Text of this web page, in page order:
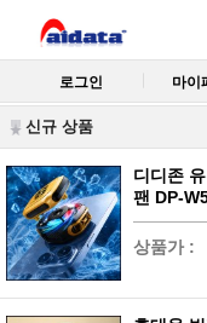
로그인 마이
신규 상품
디디존
팬 DP-
상품가 :